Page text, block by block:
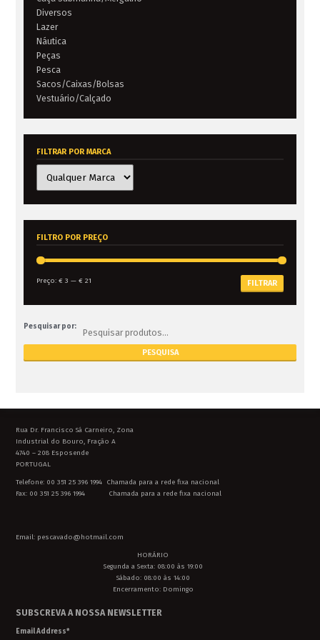
Diversos
Lazer
Náutica
Peças
Pesca
Sacos/Caixas/Bolsas
Vestuário/Calçado
FILTRAR POR MARCA
FILTRO POR PREÇO
FILTRAR
Preço:€ 3 —€ 21
Pesquisar por:
Rua Dr. Francisco Sá Carneiro, Zona
Industrial do Bouro, Fração A
4740 – 208 Esposende
PORTUGAL
Telefone: 00 351 25 396 1994 Chamada para a rede fixa nacional
Fax: 00 351 25 396 1994 Chamada para a rede fixa nacional
Email: pescavado@hotmail.com
HORÁRIO
Segunda a Sexta: 08:00 às 19:00
Sábado: 08:00 às 14:00
Encerramento: Domingo
SUBSCREVA A NOSSA NEWSLETTER
Email Address*